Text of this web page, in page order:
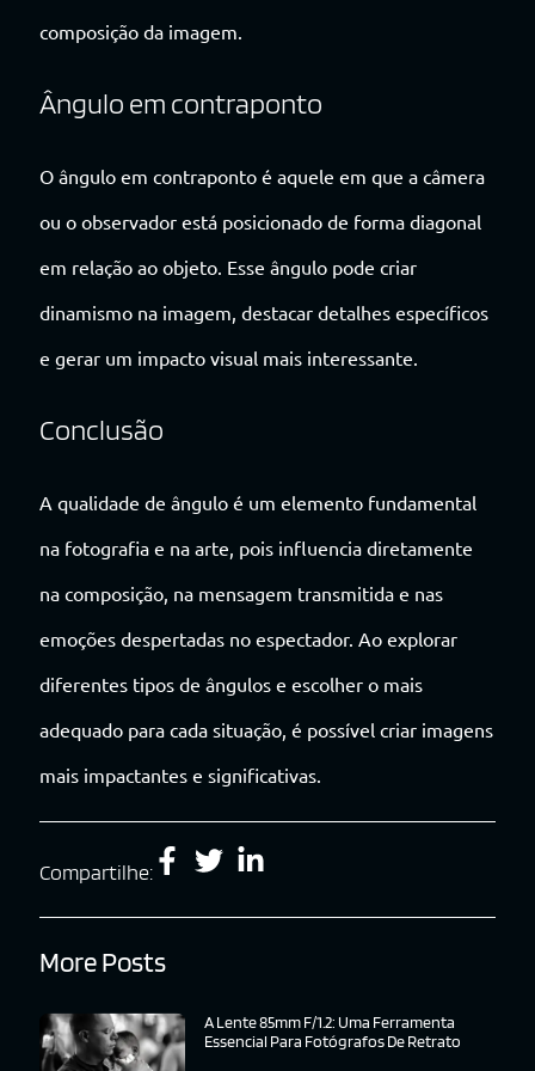
composição da imagem.
Ângulo em contraponto
O ângulo em contraponto é aquele em que a câmera
ou o observador está posicionado de forma diagonal
em relação ao objeto. Esse ângulo pode criar
dinamismo na imagem, destacar detalhes específicos
e gerar um impacto visual mais interessante.
Conclusão
A qualidade de ângulo é um elemento fundamental
na fotografia e na arte, pois influencia diretamente
na composição, na mensagem transmitida e nas
emoções despertadas no espectador. Ao explorar
diferentes tipos de ângulos e escolher o mais
adequado para cada situação, é possível criar imagens
mais impactantes e significativas.
Compartilhe:
More Posts
A Lente 85mm F/1.2: Uma Ferramenta
Essencial Para Fotógrafos De Retrato